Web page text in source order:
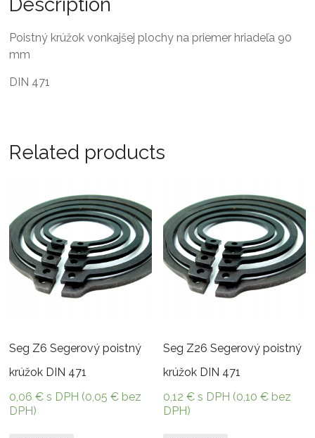
Description
Poistný krúžok vonkajšej plochy na priemer hriadeľa 90
mm
DIN 471
Related products
Seg Z6 Segerový poistný
krúžok DIN 471
0,06€ s DPH (0,05€ bez
DPH)
Seg Z26 Segerový poistný
krúžok DIN 471
0,12€ s DPH (0,10€ bez
DPH)